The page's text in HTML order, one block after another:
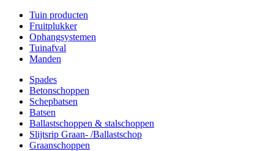
Tuin producten
Fruitplukker
Ophangsystemen
Tuinafval
Manden
Spades
Betonschoppen
Schepbatsen
Batsen
Ballastschoppen & stalschoppen
Slijtsrip Graan- /Ballastschop
Graanschoppen